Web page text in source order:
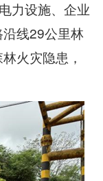
力设施、企业
线29公里林
火灾隐患，